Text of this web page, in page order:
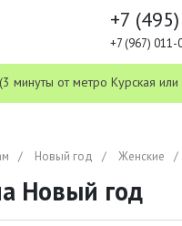
+7
+7 (967)
минуты от метро Курская
Новый год Женские
Новый год